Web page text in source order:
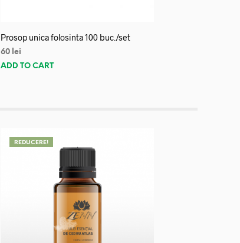
Prosop unica folosinta 100 buc./set
60 lei
ADD TO CART
REDUCERE!